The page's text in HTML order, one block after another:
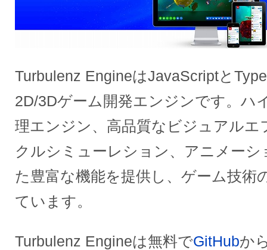
Turbulenz EngineはJavaScriptと
2D/3Dゲーム開発エンジンです。ハ
理エンジン、高品質なビジュアルエ
クルシミューレション、アニメー
た豊富な機能を提供し、ゲーム技術
ています。
Turbulenz Engineは無料でGitHubか